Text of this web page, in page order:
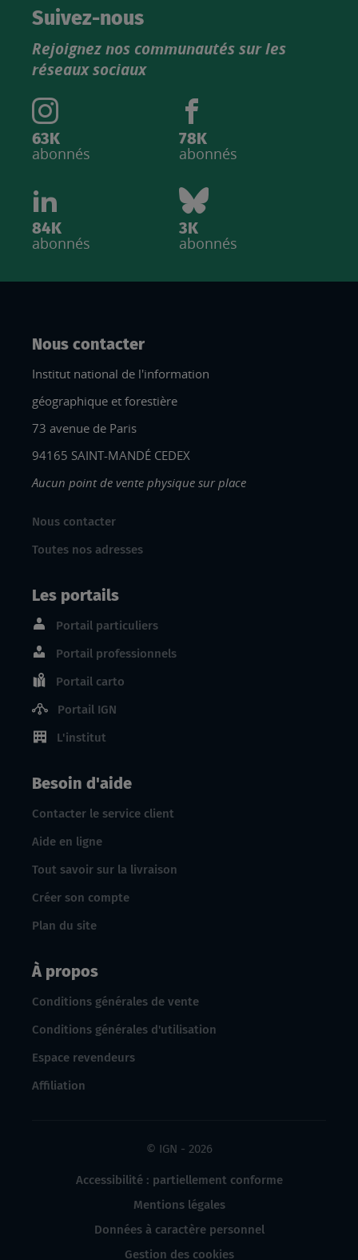
catalogue
Suivez-nous
Rejoignez nos communautés sur les
réseaux sociaux
63K
abonnés
78K
abonnés
84K
abonnés
3K
abonnés
Nous contacter
Institut national de l'information
géographique et forestière
73 avenue de Paris
94165 SAINT-MANDÉ CEDEX
Aucun point de vente physique sur place
Nous contacter
Toutes nos adresses
Les portails
Portail particuliers
Portail professionnels
Portail carto
Portail IGN
L'institut
Besoin d'aide
Contacter le service client
Aide en ligne
Tout savoir sur la livraison
Créer son compte
Plan du site
À propos
Conditions générales de vente
Conditions générales d'utilisation
Espace revendeurs
Affiliation
© IGN - 2026
Accessibilité : partiellement conforme
Mentions légales
Données à caractère personnel
Gestion des cookies